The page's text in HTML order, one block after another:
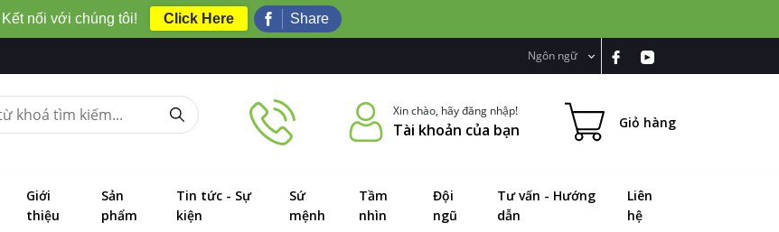
Ngôn ngữ
Xin chào, hãy đăng nhập!
Tài khoản của bạn Giỏ hàng
Giới
thiệu
Sản
phẩm
Tin tức - Sự
kiện
Sứ
mệnh
Tầm
nhìn
Đội
ngũ
Tư vấn - Hướng
dẫn
Liên
hệ
Kết nối với chúng tôi! Click Here Share